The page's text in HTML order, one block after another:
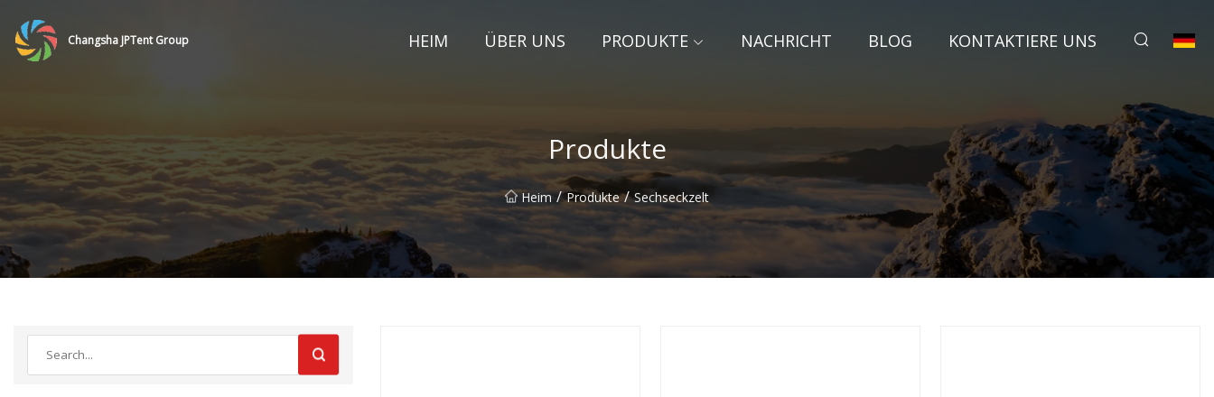
Changsha JPTent Group HEIM ÜBER UNS PRODUKTE NACHRICHT BLOG KONTAKTIERE UNS
Produkte
Heim / Produkte / Sechseckzelt